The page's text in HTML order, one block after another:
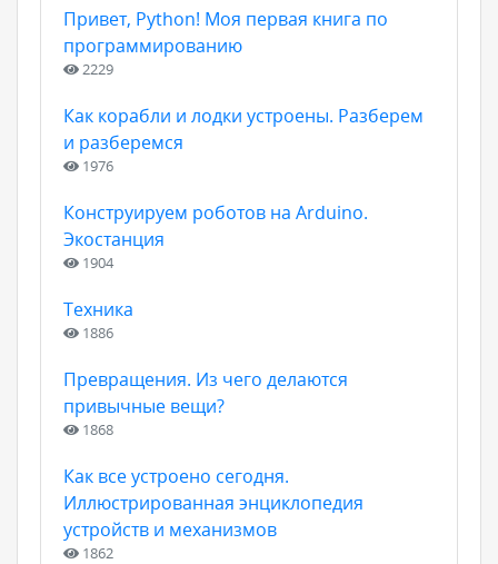
Привет, Python! Моя первая книга по
программированию
2229
Как корабли и лодки устроены. Разберем
и разберемся
1976
Конструируем роботов на Arduino.
Экостанция
1904
Техника
1886
Превращения. Из чего делаются
привычные вещи?
1868
Как все устроено сегодня.
Иллюстрированная энциклопедия
устройств и механизмов
1862